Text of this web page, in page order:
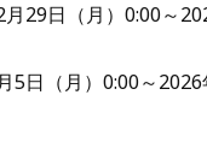
29日（月）0:00～
日（月）0:00～2026